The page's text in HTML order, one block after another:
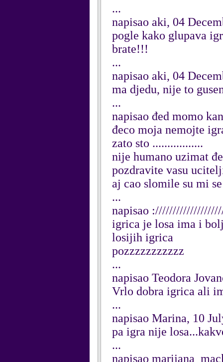
...
napisao aki, 04
pogle kako glupava
brate!!!
...
napisao aki, 04
ma djedu, nije to
...
napisao đed momo
đeco moja nemojte
zato sto .................
nije humano uzimat
pozdravite vasu
aj cao slomile su mi
...
napisao
igrica je losa ima i
losijih igrica
pozzzzzzzzzzz
...
napisao Teodora
Vrlo dobra igrica ali
...
napisao Marina, 10
pa igra nije
...
napisao